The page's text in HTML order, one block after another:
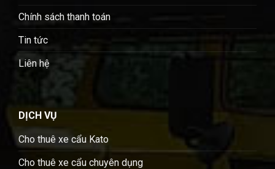
Chính sách thanh toán
Tin tức
Liên hệ
DỊCH VỤ
Cho thuê xe cẩu Kato
Cho thuê xe cẩu chuyên dụng